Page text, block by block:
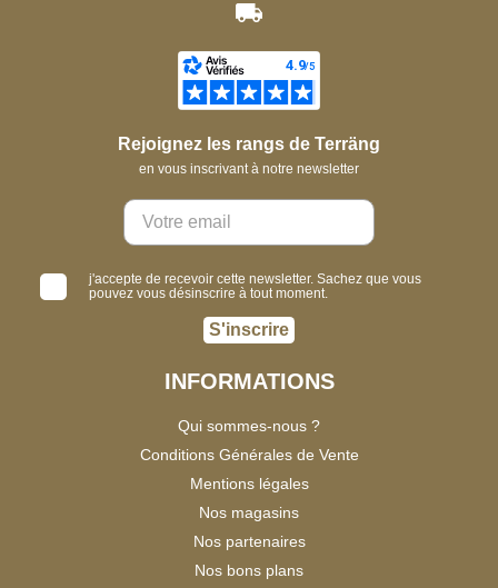
Rejoignez les rangs de Terräng
en vous inscrivant à notre newsletter
j'accepte de recevoir cette newsletter. Sachez que vous
pouvez vous désinscrire à tout moment.
S'inscrire
INFORMATIONS
Qui sommes-nous ?
Conditions Générales de Vente
Mentions légales
Nos magasins
Nos partenaires
Nos bons plans